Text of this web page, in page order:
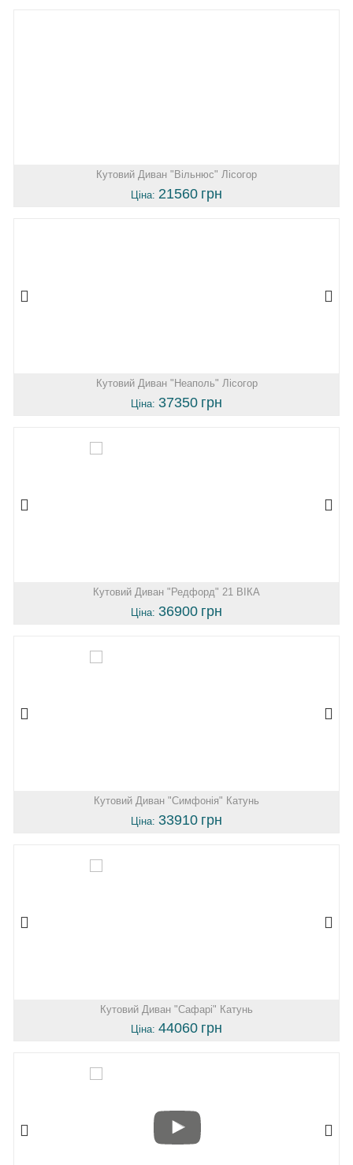
Кутовий Диван "Вільнюс" Лісогор
Ціна: 21560 грн
Кутовий Диван "Неаполь" Лісогор
Ціна: 37350 грн
Кутовий Диван "Редфорд" 21 ВІКА
Ціна: 36900 грн
Кутовий Диван "Симфонія" Катунь
Ціна: 33910 грн
Кутовий Диван "Сафарі" Катунь
Ціна: 44060 грн